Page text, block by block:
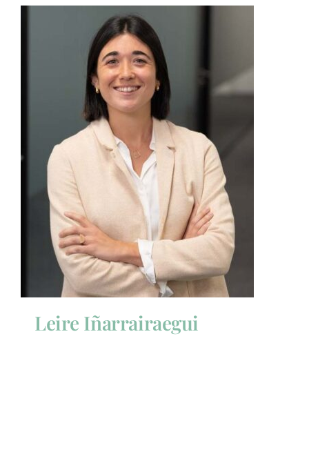
Leire Iñarrairaegui